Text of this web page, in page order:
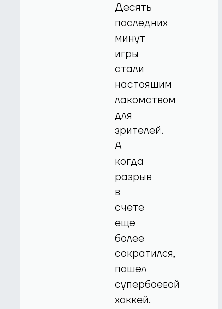
Десять
последних
минут
игры
стали
настоящим
лакомством
для
зрителей.
А
когда
разрыв
в
счете
еще
более
сократился,
пошел
супербоевой
хоккей.